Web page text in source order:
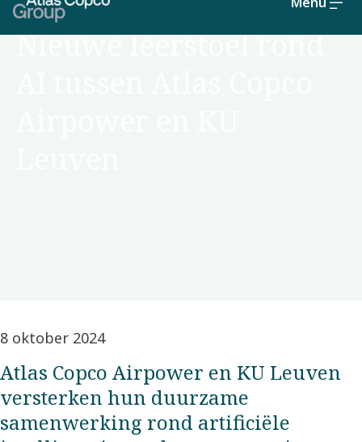
NIEUWS
Nieuwe leerstoel rond
8 oktober 2024
Atlas Copco Airpower en KU Leuven
versterken hun duurzame
samenwerking rond artificiële